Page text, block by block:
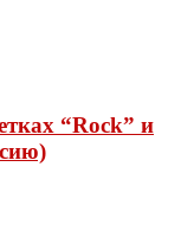
“Rock” и